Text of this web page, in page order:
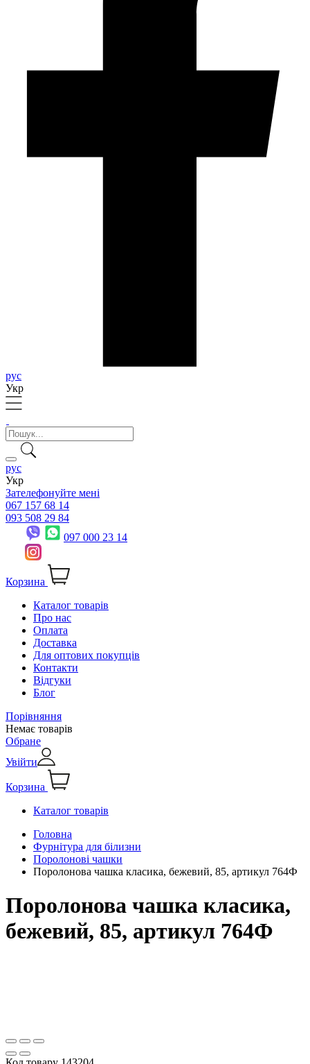
рус
Укр
рус
Укр
Зателефонуйте мені
067 157 68 14
093 508 29 84
097 000 23 14
Корзина
Каталог товарів
Про нас
Оплата
Доставка
Для оптових покупців
Контакти
Відгуки
Блог
Порівняння
Немає товарів
Обране
Увійти
Корзина
Каталог товарів
Головна
Фурнітура для білизни
Поролонові чашки
Поролонова чашка класика, бежевий, 85, артикул 764Ф
Поролонова чашка класика,
бежевий, 85, артикул 764Ф